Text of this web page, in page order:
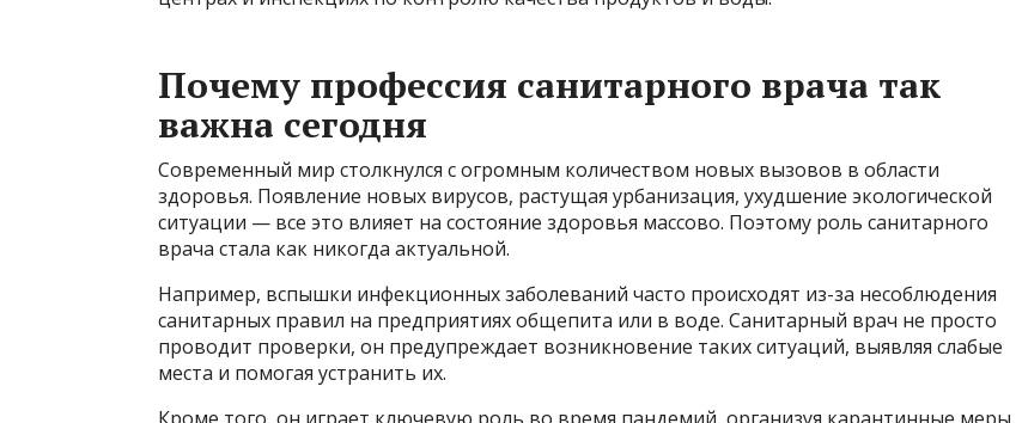
Почему профессия санитарного врача так
важна сегодня
Современный мир столкнулся с огромным количеством новых вызовов в области
здоровья. Появление новых вирусов, растущая урбанизация, ухудшение экологической
ситуации — все это влияет на состояние здоровья массово. Поэтому роль санитарного
врача стала как никогда актуальной.
Например, вспышки инфекционных заболеваний часто происходят из-за несоблюдения
санитарных правил на предприятиях общепита или в воде. Санитарный врач не просто
проводит проверки, он предупреждает возникновение таких ситуаций, выявляя слабые
места и помогая устранить их.